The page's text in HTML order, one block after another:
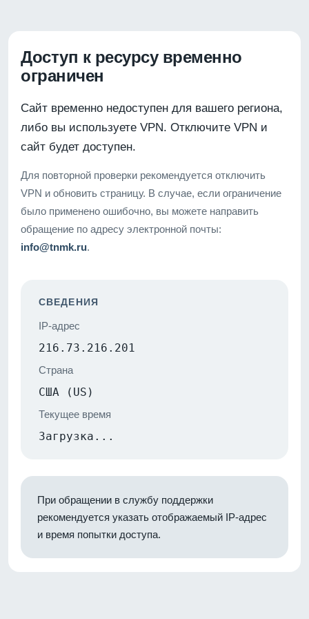
Доступ к ресурсу временно
ограничен
Сайт временно недоступен для вашего региона,
либо вы используете VPN. Отключите VPN и
сайт будет доступен.
Для повторной проверки рекомендуется отключить
VPN и обновить страницу. В случае, если ограничение
было применено ошибочно, вы можете направить
обращение по адресу электронной почты:
info@tnmk.ru.
СВЕДЕНИЯ
IP-адрес
216.73.216.201
Страна
США (US)
Текущее время
Загрузка...
При обращении в службу поддержки
рекомендуется указать отображаемый IP-адрес
и время попытки доступа.